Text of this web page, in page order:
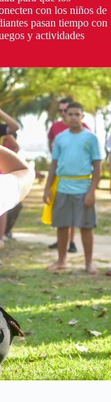
con los niños de
pasan tiempo con
y actividades